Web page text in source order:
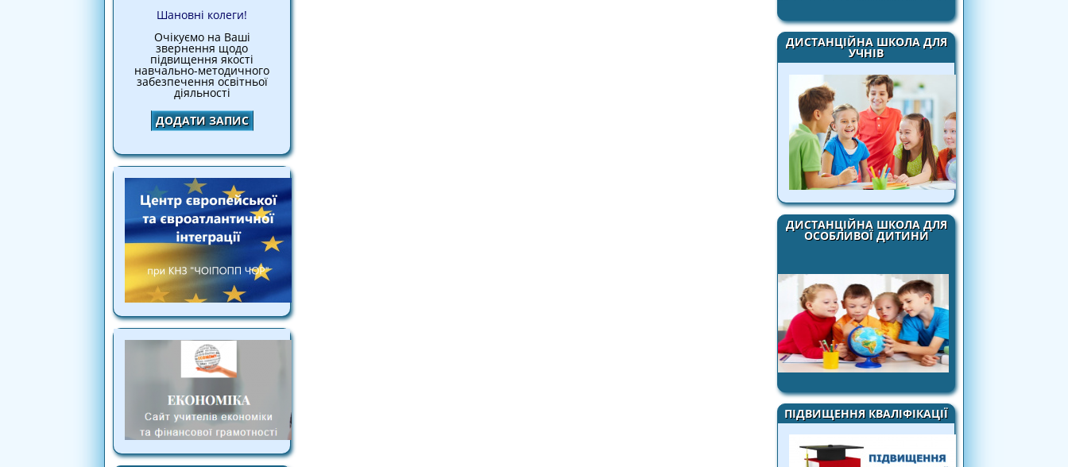
Шановні колеги!
Очікуємо на Ваші
звернення щодо
підвищення якості
навчально-методичного
забезпечення освітньої
діяльності
ДОДАТИ ЗАПИС
ДИСТАНЦІЙНА ШКОЛА ДЛЯ
УЧНІВ
ДИСТАНЦІЙНА ШКОЛА ДЛЯ
ОСОБЛИВОЇ ДИТИНИ
ПІДВИЩЕННЯ КВАЛІФІКАЦІЇ